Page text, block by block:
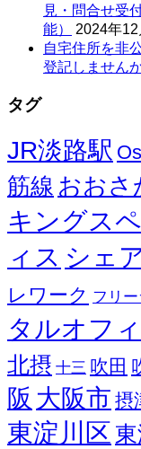
見・問合せ受
能）
2024年12
自宅住所を非
登記しません
タグ
JR淡路駅
筋線 おおさ
キングス
ィス シェ
レワーク フリ
タルオフ
北摂 十三 吹田
阪 大阪市 摂
東淀川区